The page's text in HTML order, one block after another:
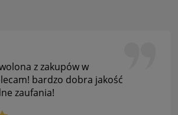
z zakupów w
bardzo dobra jakość
zaufania!